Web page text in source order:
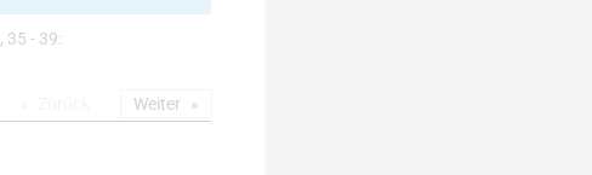
35 - 39:
Weiter